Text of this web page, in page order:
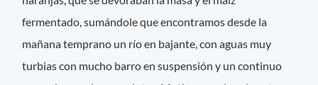
fermentado, sumándole que encontramos desde la
mañana temprano un río en bajante, con aguas muy
turbias con mucho barro en suspensión y un continuo